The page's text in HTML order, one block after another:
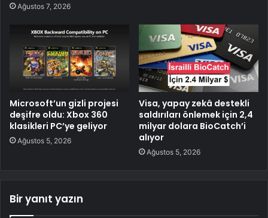
Ağustos 7, 2026
Microsoft’un gizli projesi
deşifre oldu: Xbox 360
klasikleri PC’ye geliyor
Ağustos 5, 2026
Visa, yapay zekâ destekli
saldırıları önlemek için 2,4
milyar dolara BioCatch’i
alıyor
Ağustos 5, 2026
Bir yanıt yazın